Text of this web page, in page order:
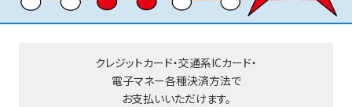
クレジットカード・交通系ICカード・
電子マネー各種決済方法で
お支払いいただけます。